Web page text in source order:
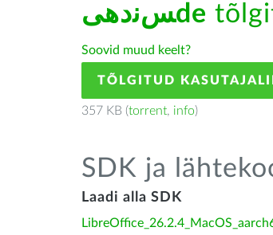
ﺲﻧﺩھیde
Soovid muud keelt?
TÕLGITUD
357 KB (torrent, info)
SDK ja
Laadi alla SDK